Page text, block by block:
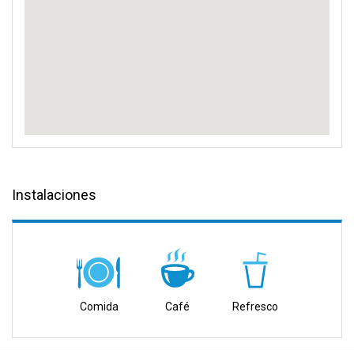
Instalaciones
Comida Café Refresco